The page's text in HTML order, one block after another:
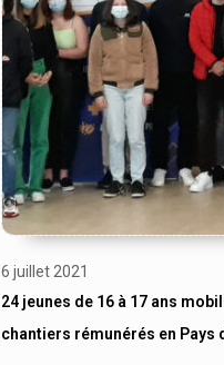
6 juillet 2021
24 jeunes de 16 à 17 ans
chantiers rémunérés en Pays